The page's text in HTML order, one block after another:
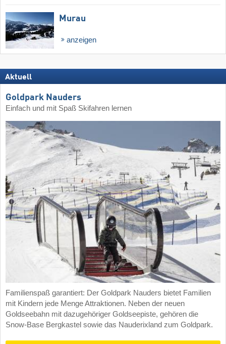
Murau
anzeigen
Aktuell
Goldpark Nauders
Einfach und mit Spaß Skifahren lernen
Familienspaß garantiert: Der Goldpark Nauders bietet Familien
mit Kindern jede Menge Attraktionen. Neben der neuen
Goldseebahn mit dazugehöriger Goldseepiste, gehören die
Snow-Base Bergkastel sowie das Nauderixland zum Goldpark.